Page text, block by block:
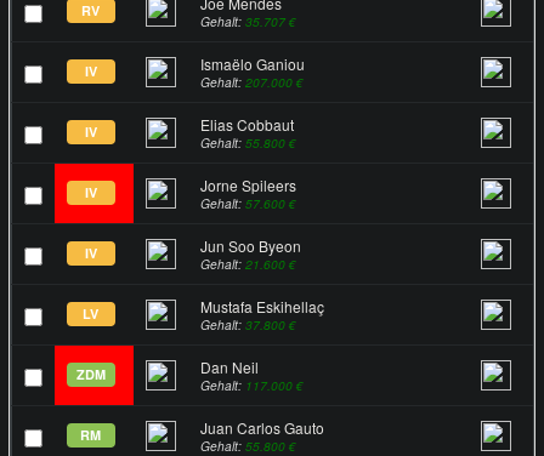
RV
Gehalt: 35.707 €
IV Ismaëlo Ganiou
Gehalt: 207.000 €
IV Elias Cobbaut
Gehalt: 55.800 €
IV Jorne Spileers
Gehalt: 57.600 €
IV Jun Soo Byeon
Gehalt: 21.600 €
LV Mustafa Eskihellaç
Gehalt: 37.800 €
ZDM Dan Neil
Gehalt: 117.000 €
RM Juan Carlos Gauto
Gehalt: 55.800 €